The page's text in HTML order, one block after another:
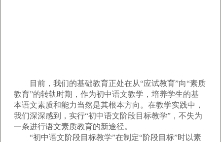
目前，我们的基础教育正处在从“应试教育”向“素质
教育”的转轨时期，作为初中语文教学，培养学生的基
本语文素质和能力当然是其根本方向。在教学实践中，
我们深深感到，实行“初中语文阶段目标教学”，不失为
一条进行语文素质教育的新途径。
“初中语文阶段目标教学”在制定“阶段目标”时以素